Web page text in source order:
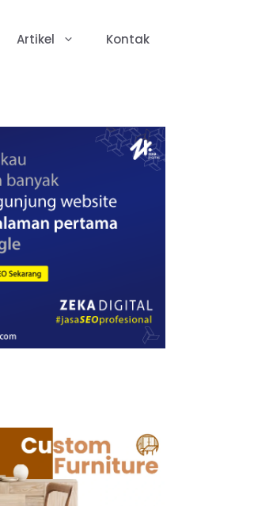
Artikel Kontak